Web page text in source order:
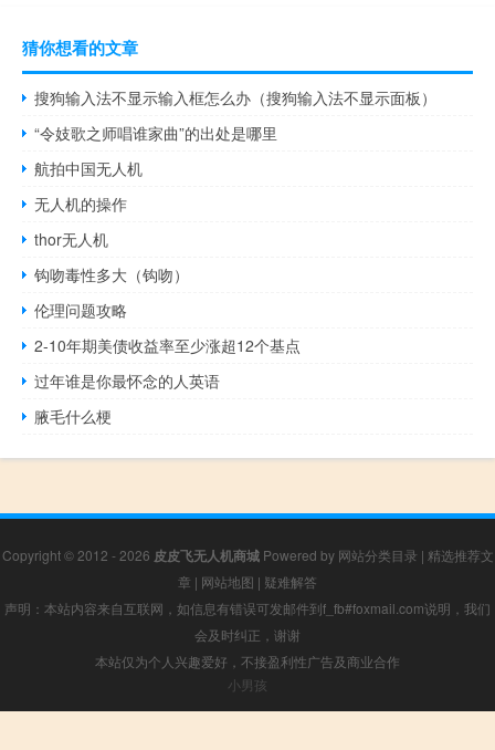
猜你想看的文章
搜狗输入法不显示输入框怎么办（搜狗输入法不显示面板）
“令妓歌之师唱谁家曲”的出处是哪里
航拍中国无人机
无人机的操作
thor无人机
钩吻毒性多大（钩吻）
伦理问题攻略
2-10年期美债收益率至少涨超12个基点
过年谁是你最怀念的人英语
腋毛什么梗
Copyright © 2012 - 2026 皮皮飞无人机商城Powered by 网站分类目录 | 精选推荐文
章 | 网站地图 | 疑难解答
声明：本站内容来自互联网，如信息有错误可发邮件到f_fb#foxmail.com说明，我们
会及时纠正，谢谢
本站仅为个人兴趣爱好，不接盈利性广告及商业合作
小男孩